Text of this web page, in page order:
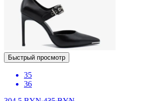
Быстрый просмотр
35
36